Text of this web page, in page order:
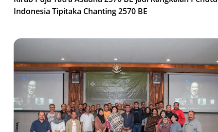
Indonesia Tipitaka Chanting 2570 BE